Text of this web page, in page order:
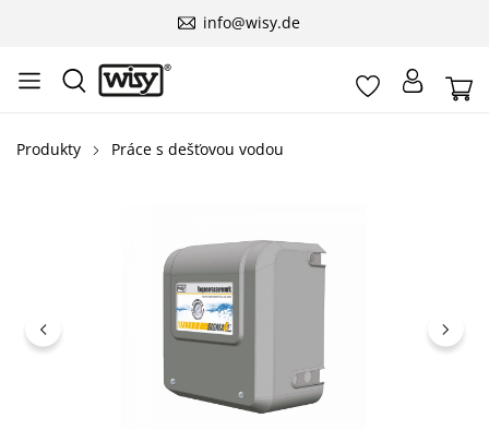
info@wisy.de
Produkty Práce s dešťovou vodou